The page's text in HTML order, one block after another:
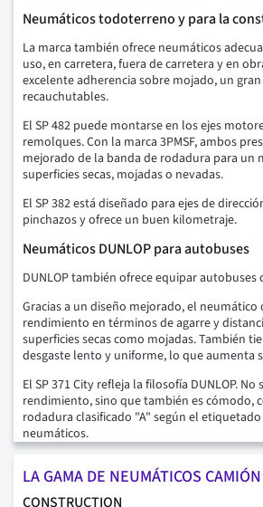
Neumáticos todoterreno y para la
La marca también ofrece neumáticos
uso, en carretera, fuera de carretera y en
excelente adherencia sobre mojado, un
recauchutables.
El SP 482 puede montarse en los ejes
remolques. Con la marca 3PMSF, ambos
mejorado de la banda de rodadura para un
superficies secas, mojadas o nevadas.
El SP 382 está diseñado para ejes de
pinchazos y ofrece un buen kilometraje.
Neumáticos DUNLOP para autobuses
DUNLOP también ofrece equipar autobuses
Gracias a un diseño mejorado, el neumático
rendimiento en términos de agarre y
superficies secas como mojadas. También
desgaste lento y uniforme, lo que aumenta
El SP 371 City refleja la filosofía DUNLOP.
rendimiento, sino que también es cómodo,
rodadura clasificado "A" según el
neumáticos.
LA GAMA DE NEUMÁTICOS
CONSTRUCTION